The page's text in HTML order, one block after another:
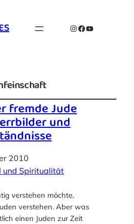
Instagram
Facebook
YouTube
fremde Jude
und
2010
und Spiritualität
verstehen möchte,
verstehen. Aber was
einen Juden zur Zeit